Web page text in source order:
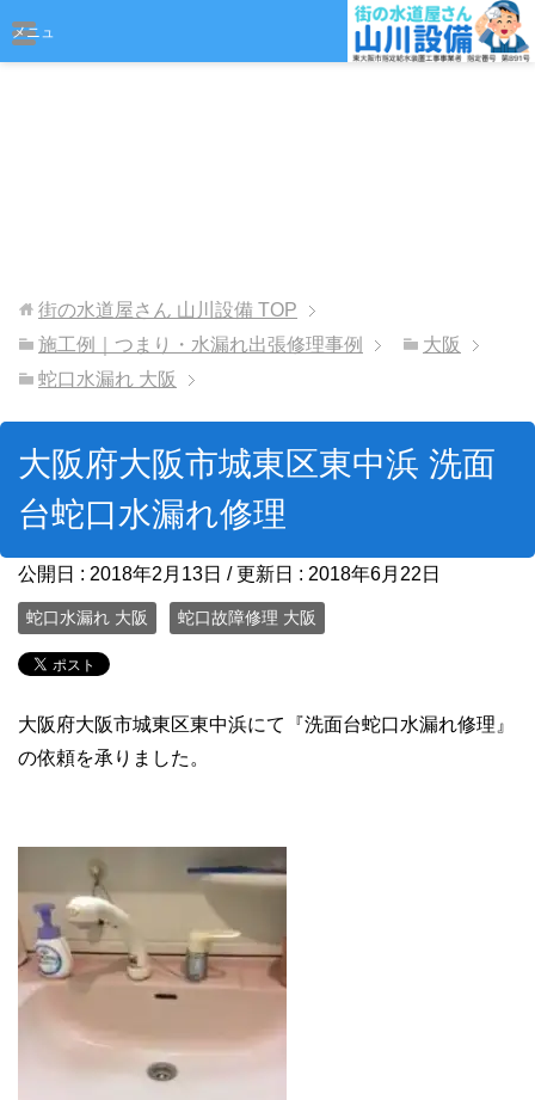
メニュ
街の水道屋さん 山川設備 TOP
施工例｜つまり・水漏れ出張修理事例
大阪
蛇口水漏れ 大阪
大阪府大阪市城東区東中浜 洗面
台蛇口水漏れ修理
公開日 : 2018年2月13日 / 更新日 : 2018年6月22日
蛇口水漏れ 大阪 蛇口故障修理 大阪
大阪府大阪市城東区東中浜にて『洗面台蛇口水漏れ修理』
の依頼を承りました。